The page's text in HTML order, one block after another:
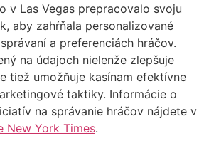
v Las Vegas prepracovalo svoju
aby zahŕňala personalizované
a preferenciách hráčov.
na údajoch nielenže zlepšuje
tiež umožňuje kasínam efektívne
taktiky. Informácie o
na správanie hráčov nájdete v
New York Times.